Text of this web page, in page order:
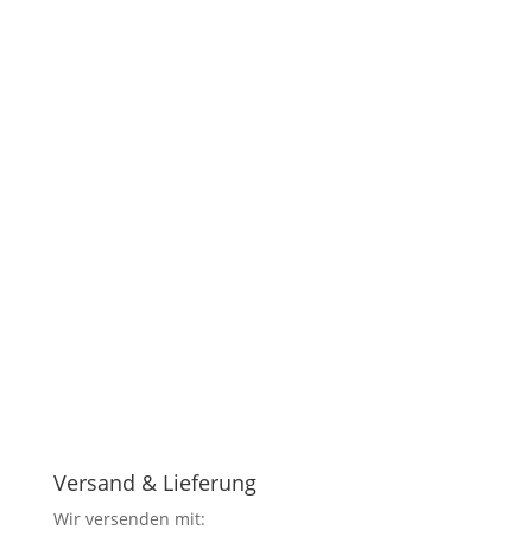
Versand & Lieferung
Wir versenden mit: